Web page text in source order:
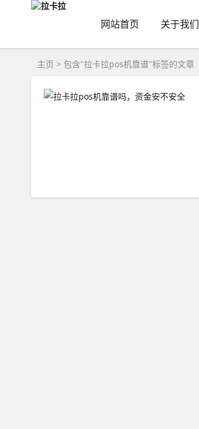
网站首页 关于我们
主页 > 包含"拉卡拉pos机靠谱"标签的文章